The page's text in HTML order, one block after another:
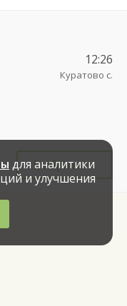
12:26
Куратово с.
Выбрать
для аналитики
и улучшения